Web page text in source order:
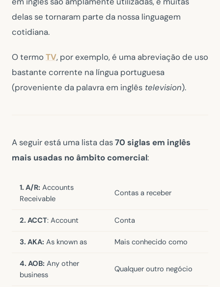
delas se tornaram parte da nossa linguagem
cotidiana.
O termo TV, por exemplo, é uma abreviação de uso
bastante corrente na língua portuguesa
(proveniente da palavra em inglês television).
A seguir está uma lista das70 siglas em inglês
mais usadas no âmbito comercial:
1. A/R: Accounts
Receivable
Contas a receber
2. ACCT: Account Conta
3. AKA: As known as Mais conhecido como
4. AOB: Any other
business
Qualquer outro negócio